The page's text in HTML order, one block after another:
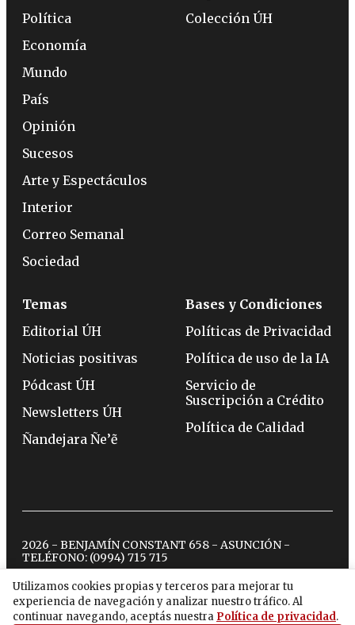
Utilizamos cookies propias y terceros para mejorar tu
experiencia de navegación y analizar nuestro tráfico. Al
continuar navegando, aceptás nuestra Política de privacidad.
Política
Economía
Mundo
País
Opinión
Sucesos
Arte y Espectáculos
Interior
Correo Semanal
Sociedad
Colección ÚH
Temas
Editorial ÚH
Noticias positivas
Pódcast ÚH
Newsletters ÚH
Ñandejara Ñe’ẽ
Bases y Condiciones
Políticas de Privacidad
Política de uso de la IA
Servicio de
Suscripción a Crédito
Política de Calidad
2026 - BENJAMÍN CONSTANT 658 - ASUNCIÓN -
TELÉFONO: (0994) 715 715
twitterinstagram
facebook
tiktokyoutubespotify